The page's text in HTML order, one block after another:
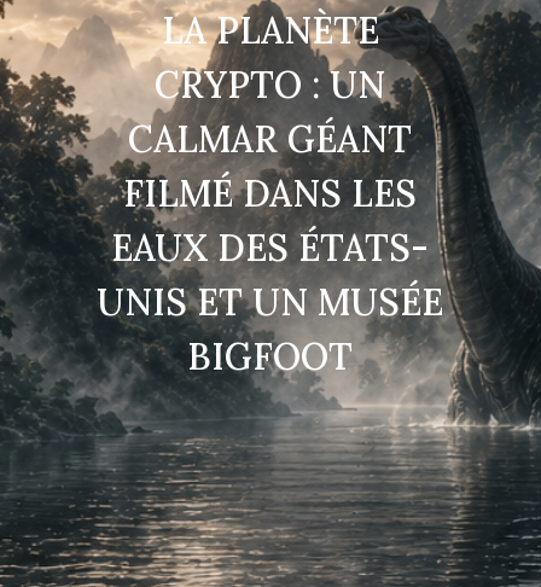
LA PLANÈTE
CRYPTO : UN
CALMAR GÉANT
FILMÉ DANS LES
EAUX DES ÉTATS-
UNIS ET UN MUSÉE
BIGFOOT